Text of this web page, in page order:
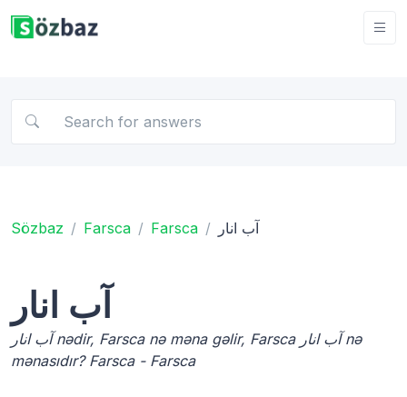
Sözbaz Farsca Farsca آب انار
آب انار
آب انار nədir, Farsca nə məna gəlir, Farsca آب انار nə
mənasıdır? Farsca - Farsca